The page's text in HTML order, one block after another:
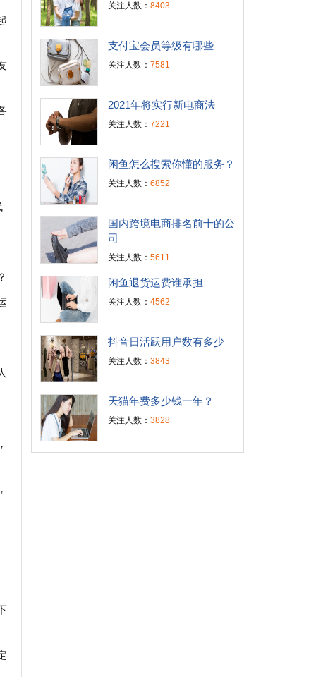
关注人数： 8403
支付宝会员等级有哪些
关注人数： 7581
2021年将实行新电商法
关注人数： 7221
闲鱼怎么搜索你懂的服务？
关注人数： 6852
国内跨境电商排名前十的公
司
关注人数： 5611
闲鱼退货运费谁承担
关注人数： 4562
抖音日活跃用户数有多少
关注人数： 3843
天猫年费多少钱一年？
关注人数： 3828